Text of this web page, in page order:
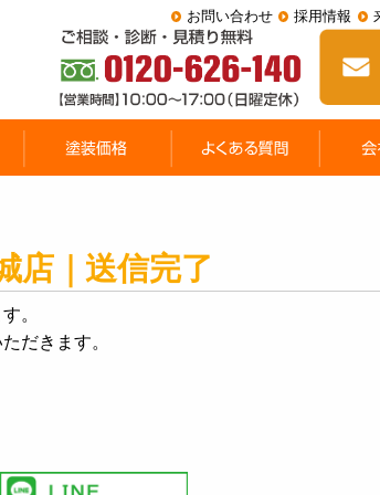
お問い合わせ 採用情報
店｜送信完了
。
だきます。